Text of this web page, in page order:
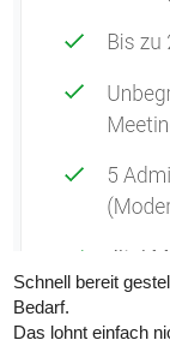
Schnell bereit
Bedarf.
Das lohnt einfach